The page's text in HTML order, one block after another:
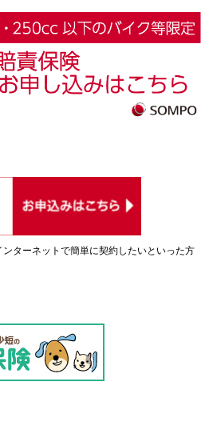
ターネットで簡単に契約したいといった方